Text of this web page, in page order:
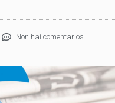
Non hai comentarios